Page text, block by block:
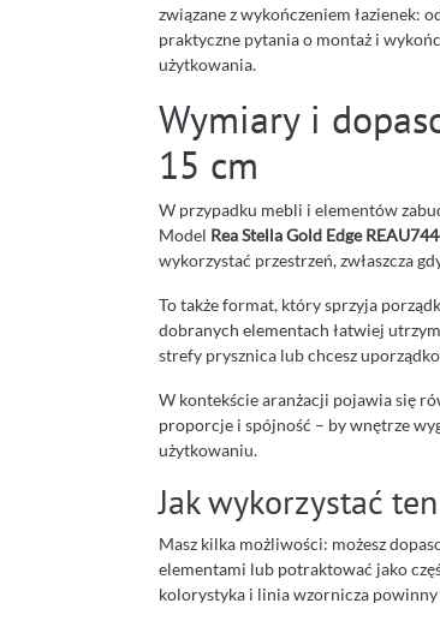
związane z wykończeniem łazienek:
praktyczne pytania o montaż i
użytkowania.
Wymiary i
15 cm
W przypadku mebli i elementów
Model Rea Stella Gold Edge
wykorzystać przestrzeń, zwłaszcza
To także format, który sprzyja
dobranych elementach łatwiej
strefy prysznica lub chcesz
W kontekście aranżacji pojawia się
proporcje i spójność – by wnętrze
użytkowaniu.
Jak wykorzystać
Masz kilka możliwości: możesz
elementami lub potraktować jako
kolorystyka i linia wzornicza powinny